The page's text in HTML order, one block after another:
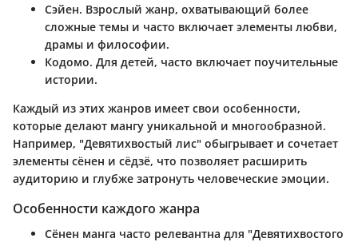
Сэйен. Взрослый жанр, охватывающий более
сложные темы и часто включает элементы любви,
драмы и философии.
Кодомо. Для детей, часто включает поучительные
истории.
Каждый из этих жанров имеет свои особенности,
которые делают мангу уникальной и многообразной.
Например, "Девятихвостый лис" обыгрывает и сочетает
элементы сёнен и сёдзё, что позволяет расширить
аудиторию и глубже затронуть человеческие эмоции.
Особенности каждого жанра
Сёнен манга часто релевантна для "Девятихвостого